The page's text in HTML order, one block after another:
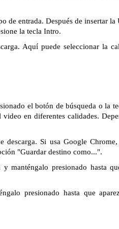
de entrada. Después de insertar la
la tecla Intro.
Aquí puede seleccionar la
el botón de búsqueda o la
en diferentes calidades.
Si usa Google
"Guardar destino como...".
manténgalo presionado hasta
presionado hasta que